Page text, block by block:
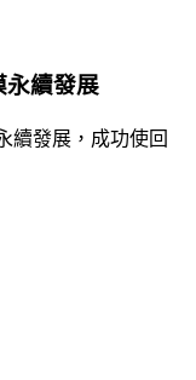
永續發展
續發展，成功使回